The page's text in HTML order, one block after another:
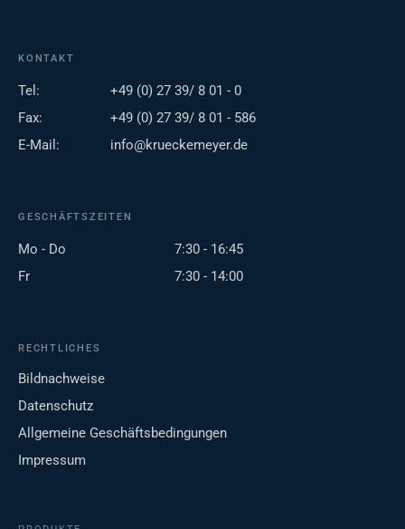
KONTAKT
Tel:
+49 (0) 27 39/ 8 01 - 0
Fax:
+49 (0) 27 39/ 8 01 - 586
E-Mail:
info@krueckemeyer.de
GESCHÄFTSZEITEN
Mo - Do
7:30 - 16:45
Fr
7:30 - 14:00
RECHTLICHES
Bildnachweise
Datenschutz
Allgemeine Geschäftsbedingungen
Impressum